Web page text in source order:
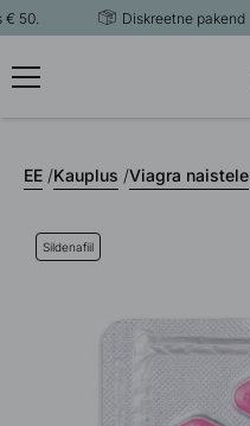
50. Diskreetne pakend
EE /Kauplus /Viagra naistele
Sildenafiil